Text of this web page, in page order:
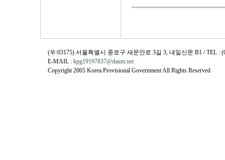
(우:03175) 서울특별시 종로구 새문안로 3길 3, 내일신문 B1 / TEL :
E-MAIL : kpg19197837@daum.net
Copyright 2005 Korea Provisional Government All Rights Reserved